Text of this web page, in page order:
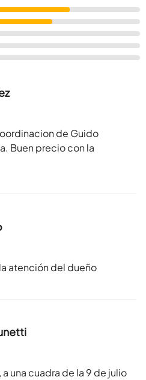
de Guido
Buen precio con la
atención del dueño
una cuadra de la 9 de julio